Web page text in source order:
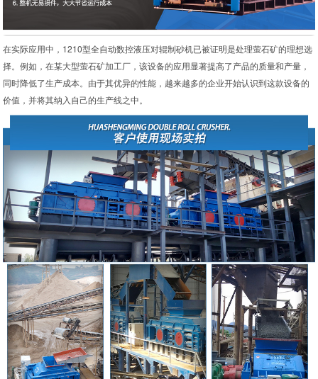
在实际应用中，1210型全自动数控液压对辊制砂机已被证明是处理萤石矿的理想选
择。例如，在某大型萤石矿加工厂，该设备的应用显著提高了产品的质量和产量，
同时降低了生产成本。由于其优异的性能，越来越多的企业开始认识到这款设备的
价值，并将其纳入自己的生产线之中。